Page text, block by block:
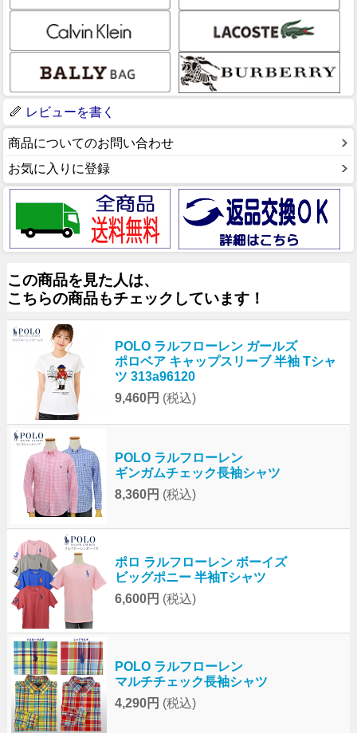
レビューを書く
商品についてのお問い合わせ
お気に入りに登録
この商品を見た人は、
こちらの商品もチェックしています！
POLO ラルフローレン ガールズ
ポロベア キャップスリーブ 半袖 Tシャ
ツ 313a96120
9,460円 (税込)
POLO ラルフローレン
ギンガムチェック長袖シャツ
8,360円 (税込)
ポロ ラルフローレン ボーイズ
ビッグポニー 半袖Tシャツ
6,600円 (税込)
POLO ラルフローレン
マルチチェック長袖シャツ
4,290円 (税込)